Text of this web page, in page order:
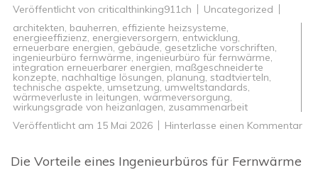
Veröffentlicht von criticalthinking911ch
Uncategorized
architekten, bauherren, effiziente heizsysteme,
energieeffizienz, energieversorgern, entwicklung,
erneuerbare energien,gebäude, gesetzliche vorschriften,
ingenieurbüro fernwärme, ingenieurbüro für fernwärme,
integration erneuerbarer energien, maßgeschneiderte
konzepte, nachhaltige lösungen, planung, stadtvierteln,
technische aspekte,umsetzung, umweltstandards,
wärmeverluste in leitungen, wärmeversorgung,
wirkungsgrade von heizanlagen, zusammenarbeit
Veröffentlicht am 15 Mai 2026 Hinterlasse einen Kommentarzu
Die Vorteile eines Ingenieurbüros für Fernwärme